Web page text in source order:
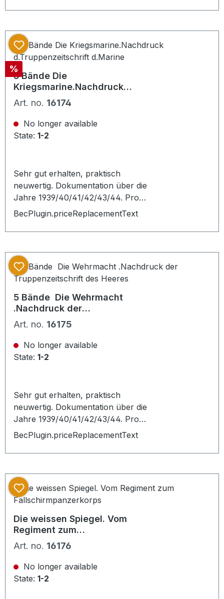
und Berichte der damaligen
einige seltene, großformatige
Buntfotos. Sehr interessante
zeitgeschichtliche Dokumentation,
die den Krieg aus der Sicht der
damaligen Durchhaltepropaganda
selten im Handel in dieser schönen
Erhaltung.
Discount
%
5 Bände Die
Kriegsmarine.Nachdruck
d.Truppenzeitschrift d.Marine
Art. no. 16174
No longer available
State: 1-2
Sehr gut erhalten, praktisch
neuwertig. Dokumentation über die
Jahre 1939/40/41/42/43/44. Pro
Buch etwa 160 Seiten. Sehr viele,
eindrucksvolle Propaganda Bilder
und Berichte der damaligen
einige seltene, großformatige
Buntfotos. Sehr interessante
zeitgeschichtliche Dokumentation,
die den Krieg aus der Sicht der
damaligen Durchhaltepropaganda
selten im Handel in dieser schönen
Erhaltung.
BecPlugin.priceReplacementText
5 Bände  Die Wehrmacht
.Nachdruck der
Truppenzeitschrift des Heeres
Art. no. 16175
No longer available
State: 1-2
Sehr gut erhalten, praktisch
neuwertig. Dokumentation über die
Jahre 1939/40/41/42/43/44. Pro
Buch etwa 160 Seiten. Sehr viele,
eindrucksvolle Propaganda Bilder
und Berichte der damaligen
einige seltene, großformatige
Buntfotos. Sehr interessante
zeitgeschichtliche Dokumentation,
die den Krieg aus der Sicht der
damaligen Durchhaltepropaganda
selten im Handel in dieser schönen
Erhaltung.
BecPlugin.priceReplacementText
Die weissen Spiegel. Vom
Regiment zum
Fallschirmpanzerkorps
Art. no. 16176
No longer available
State: 1-2